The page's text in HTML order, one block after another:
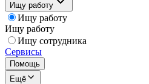
Ищу работу
Ищу работу
Ищу работу
Ищу сотрудника
Сервисы
Помощь
Ещё